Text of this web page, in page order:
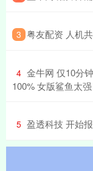
3 粤友配资 人机
4 金牛网 仅10分
100% 女版鲨鱼太强
5 盈透科技 开始